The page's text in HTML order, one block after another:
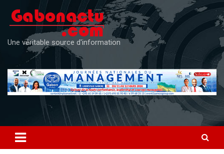
content
Une véritable source d'information